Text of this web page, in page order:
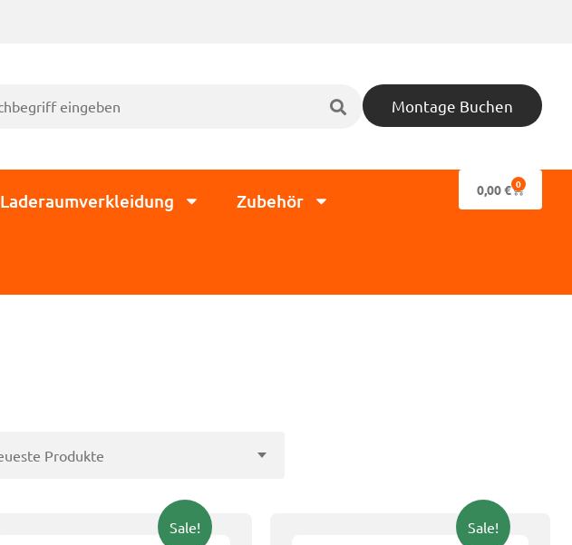
Montage Buchen
Laderaumverkleidung Zubehör 0,00€ 0
Sale! Sale!